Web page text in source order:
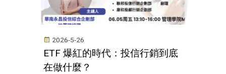
2026-5-26
ETF 爆紅的時代：投信行銷到底
在做什麼？